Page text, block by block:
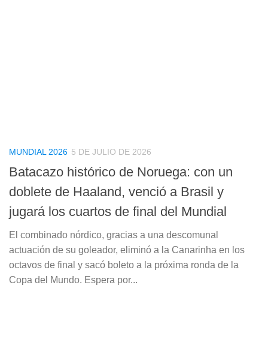
MUNDIAL 2026 5 DE JULIO DE 2026
Batacazo histórico de Noruega: con un
doblete de Haaland, venció a Brasil y
jugará los cuartos de final del Mundial
El combinado nórdico, gracias a una descomunal
actuación de su goleador, eliminó a la Canarinha en los
octavos de final y sacó boleto a la próxima ronda de la
Copa del Mundo. Espera por...